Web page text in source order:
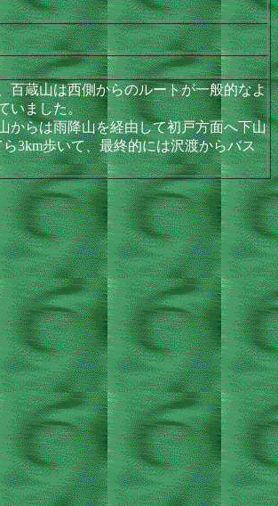
蔵山は西側からのルートが一般的なよ
いました。
らは雨降山を経由して初戸方面へ下山
3km歩いて、最終的には沢渡からバス